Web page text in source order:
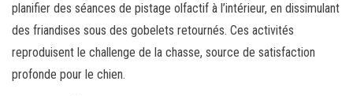
planifier des séances de pistage olfactif à l’intérieur, en dissimulant
des friandises sous des gobelets retournés. Ces activités
reproduisent le challenge de la chasse, source de satisfaction
profonde pour le chien.